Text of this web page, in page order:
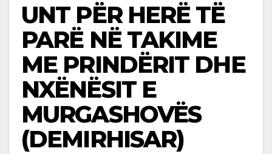
UNT PËR HERË TË
PARË NË TAKIME
ME PRINDËRIT DHE
NXËNËSIT E
MURGASHOVËS
(DEMIRHISAR)